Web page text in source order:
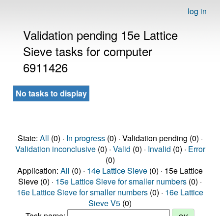
log in
Validation pending 15e Lattice
Sieve tasks for computer
6911426
No tasks to display
State: All (0) · In progress(0) · Validation pending (0) ·
Validation inconclusive(0) · Valid (0) · Invalid (0) · Error
(0)
Application: All (0) · 14e Lattice Sieve (0) · 15e Lattice
Sieve (0) · 15e Lattice Sieve for smaller numbers (0) ·
16e Lattice Sieve for smaller numbers (0) · 16e Lattice
Sieve V5 (0)